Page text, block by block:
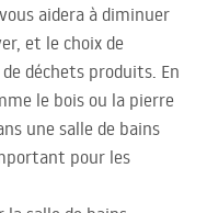
aidera à diminuer
et le choix de
déchets produits. En
le bois ou la pierre
une salle de bains
pour les